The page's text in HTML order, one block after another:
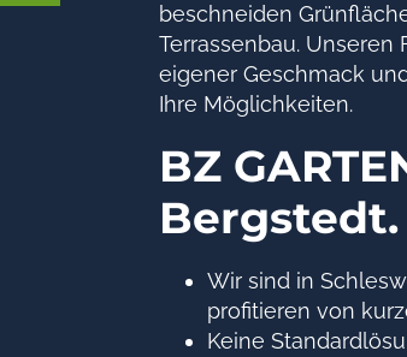
beschneiden
Terrassenbau.
eigener Geschmack
Ihre Möglichkeiten.
BZ
Wir sind in
profitieren von
Keine